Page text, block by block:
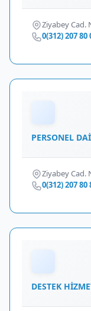
Ziyabey Cad.
0(312) 207 80
PERSONEL
Ziyabey Cad.
0(312) 207 80
DESTEK